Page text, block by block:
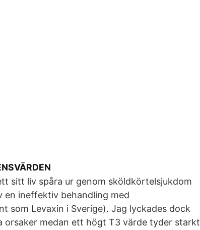
sitt liv spåra ur genom sköldkörtelsjukdom
en ineffektiv behandling med
som Levaxin i Sverige). Jag lyckades dock
orsaker medan ett högt T3 värde tyder starkt